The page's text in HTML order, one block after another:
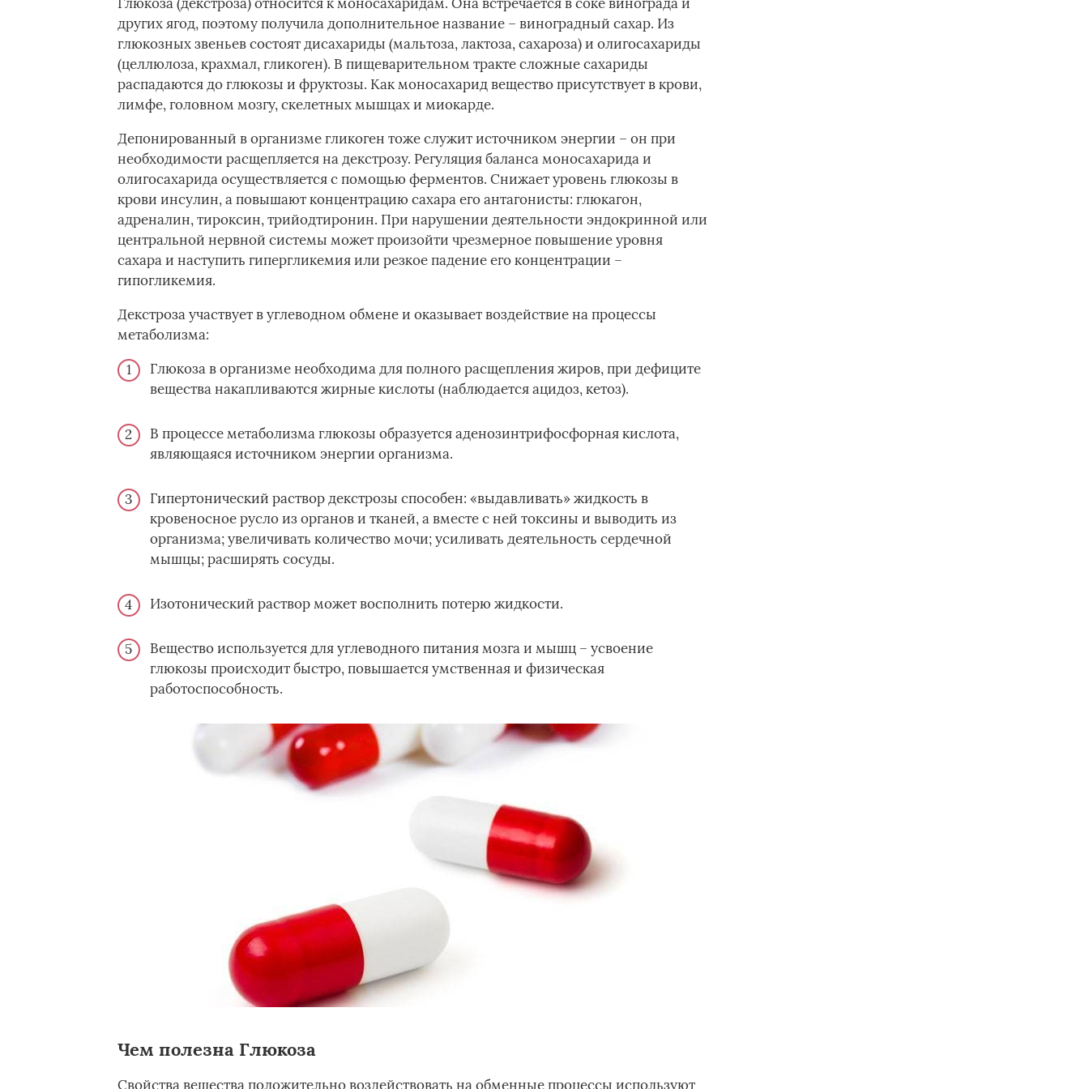
других ягод, поэтому получила дополнительное название – виноградный сахар. Из
глюкозных звеньев состоят дисахариды (мальтоза, лактоза, сахароза) и олигосахариды
(целлюлоза, крахмал, гликоген). В пищеварительном тракте сложные сахариды
распадаются до глюкозы и фруктозы. Как моносахарид вещество присутствует в крови,
лимфе, головном мозгу, скелетных мышцах и миокарде.
Депонированный в организме гликоген тоже служит источником энергии – он при
необходимости расщепляется на декстрозу. Регуляция баланса моносахарида и
олигосахарида осуществляется с помощью ферментов. Снижает уровень глюкозы в
крови инсулин, а повышают концентрацию сахара его антагонисты: глюкагон,
адреналин, тироксин, трийодтиронин. При нарушении деятельности эндокринной или
центральной нервной системы может произойти чрезмерное повышение уровня
сахара и наступить гипергликемия или резкое падение его концентрации –
гипогликемия.
Декстроза участвует в углеводном обмене и оказывает воздействие на процессы
метаболизма:
Глюкоза в организме необходима для полного расщепления жиров, при дефиците
вещества накапливаются жирные кислоты (наблюдается ацидоз, кетоз).
В процессе метаболизма глюкозы образуется аденозинтрифосфорная кислота,
являющаяся источником энергии организма.
Гипертонический раствор декстрозы способен: «выдавливать» жидкость в
кровеносное русло из органов и тканей, а вместе с ней токсины и выводить из
организма; увеличивать количество мочи; усиливать деятельность сердечной
мышцы; расширять сосуды.
Изотонический раствор может восполнить потерю жидкости.
Вещество используется для углеводного питания мозга и мышц – усвоение
глюкозы происходит быстро, повышается умственная и физическая
работоспособность.
Чем полезна Глюкоза
Свойства вещества положительно воздействовать на обменные процессы используют